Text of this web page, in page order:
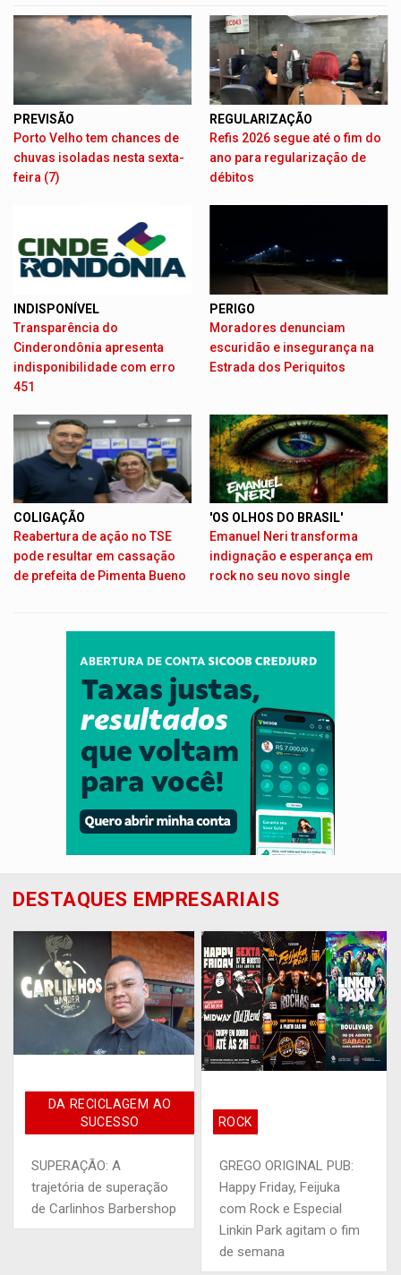
PREVISÃO
Porto Velho tem chances de
chuvas isoladas nesta sexta-
feira (7)
REGULARIZAÇÃO
Refis 2026 segue até o fim do
ano para regularização de
débitos
INDISPONÍVEL
Transparência do
Cinderondônia apresenta
indisponibilidade com erro
451
PERIGO
Moradores denunciam
escuridão e insegurança na
Estrada dos Periquitos
COLIGAÇÃO
Reabertura de ação no TSE
pode resultar em cassação
de prefeita de Pimenta Bueno
'OS OLHOS DO BRASIL'
Emanuel Neri transforma
indignação e esperança em
rock no seu novo single
DESTAQUES EMPRESARIAIS
DA RECICLAGEM AO
SUCESSO
SUPERAÇÃO: A
trajetória de superação
de Carlinhos Barbershop
ROCK
GREGO ORIGINAL PUB:
Happy Friday, Feijuka
com Rock e Especial
Linkin Park agitam o fim
de semana